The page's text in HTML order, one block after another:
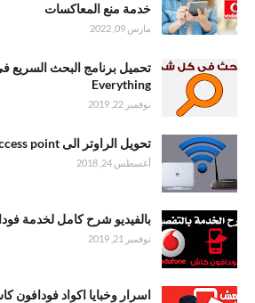
خدمة منع المعاكسات
مارس 09, 2022
Everything
نوفمبر 22, 2019
تحويل الراوتر الى access point شرح بالفيديو
أغسطس 24, 2018
بالفيديو شرح كامل لخدمة
نوفمبر 21, 2019
اسرار وخبايا اكواد فودافون